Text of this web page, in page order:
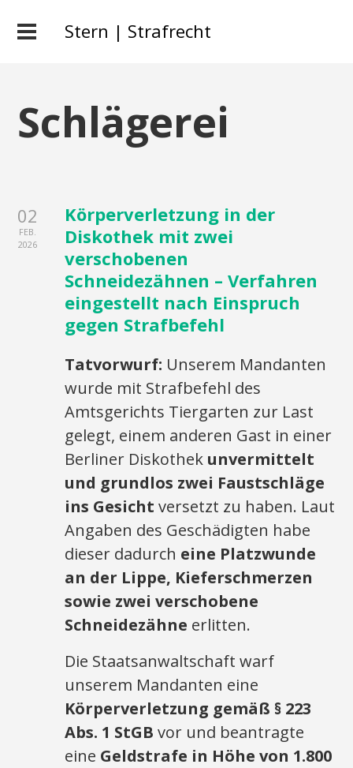
Stern | Strafrecht
Schlägerei
02
FEB.
2026
Körperverletzung in der
Diskothek mit zwei
verschobenen
Schneidezähnen – Verfahren
eingestellt nach Einspruch
gegen Strafbefehl
Tatvorwurf: Unserem Mandanten
wurde mit Strafbefehl des
Amtsgerichts Tiergarten zur Last
gelegt, einem anderen Gast in einer
Berliner Diskothek unvermittelt
und grundlos zwei Faustschläge
ins Gesicht versetzt zu haben. Laut
Angaben des Geschädigten habe
dieser dadurch eine Platzwunde
an der Lippe, Kieferschmerzen
sowie zwei verschobene
Schneidezähne erlitten.
Die Staatsanwaltschaft warf
unserem Mandanten eine
Körperverletzung gemäß § 223
Abs. 1 StGB vor und beantragte
eine Geldstrafe in Höhe von 1.800